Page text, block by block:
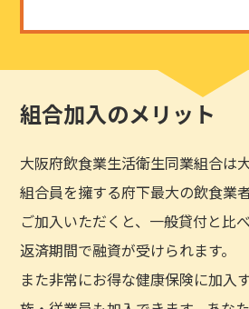
組合加入のメリット
大阪府飲食業生活衛生同業組合は
組合員を擁する府下最大の飲食業
ご加入いただくと、一般貸付と比
返済期間で融資が受けられます。
また非常にお得な健康保険に加入